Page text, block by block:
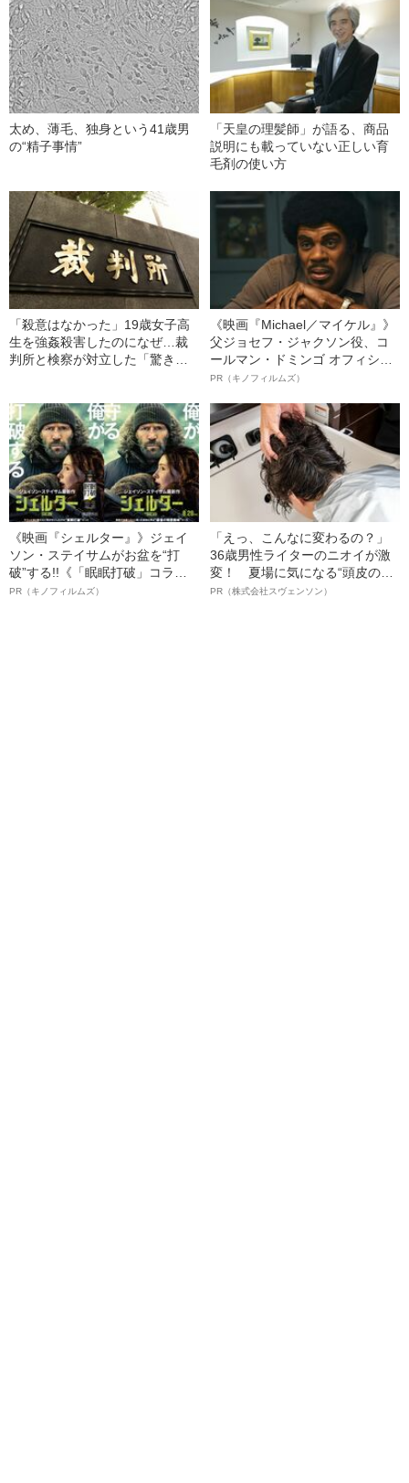
太め、薄毛、独身という41歳男
の“精子事情”
「天皇の理髪師」が語る、商品
説明にも載っていない正しい育
毛剤の使い方
「殺意はなかった」19歳女子高
生を強姦殺害したのになぜ…裁
判所と検察が対立した「驚きの
《映画『Michael／マイケル』》
父ジョセフ・ジャクソン役、コ
ールマン・ドミンゴ オフィシャ
ルインタビュー“観客を魅了した
語る”《日本興収70億円突破》
PR（キノフィルムズ）
《映画『シェルター』》ジェイ
ソン・ステイサムがお盆を“打
破”する!!《「眠眠打破」コラ
ボ》
PR（キノフィルムズ）
「えっ、こんなに変わるの？」
36歳男性ライターのニオイが激
変！ 夏場に気になる“頭皮のニ
オイ”や“ベタつき”を解消す
PR（株式会社スヴェンソン）